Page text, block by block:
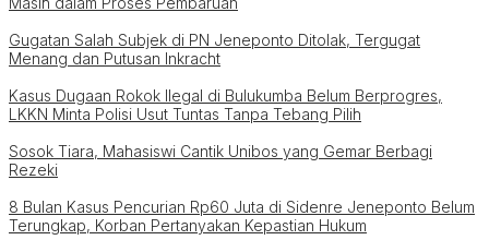
Gugatan Salah Subjek di PN Jeneponto Ditolak, Tergugat
Menang dan Putusan Inkracht
Kasus Dugaan Rokok Ilegal di Bulukumba Belum Berprogres,
LKKN Minta Polisi Usut Tuntas Tanpa Tebang Pilih
Sosok Tiara, Mahasiswi Cantik Unibos yang Gemar Berbagi
Rezeki
8 Bulan Kasus Pencurian Rp60 Juta di Sidenre Jeneponto Belum
Terungkap, Korban Pertanyakan Kepastian Hukum